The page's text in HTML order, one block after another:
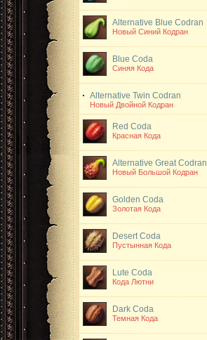
Alternative Blue Codran
Новый Синий Кодран
Blue Coda
Синяя Кода
Alternative Twin Codran
Новый Двойной Кодран
Red Coda
Красная Кода
Alternative Great Codran
Новый Большой Кодран
Golden Coda
Золотая Кода
Desert Coda
Пустынная Кода
Lute Coda
Кода Лютни
Dark Coda
Темная Кода